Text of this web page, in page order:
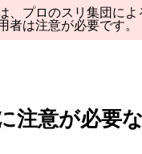
、プロのスリ集団によ
者は注意が必要です。
注意が必要